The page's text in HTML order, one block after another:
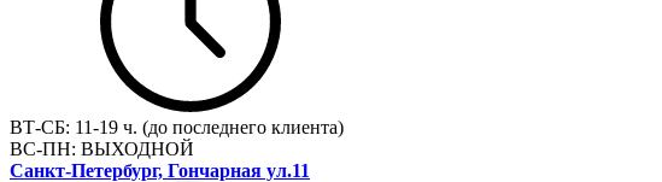
ВТ-СБ: 11-19 ч. (до последнего клиента)
ВС-ПН: ВЫХОДНОЙ
Санкт-Петербург, Гончарная ул.11